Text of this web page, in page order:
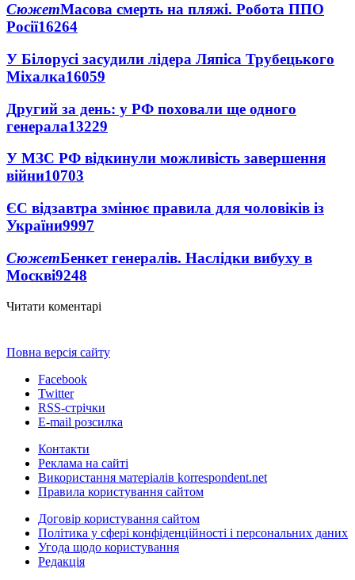
СюжетМасова смерть на пляжі. Робота ППО
Росії16264
У Білорусі засудили лідера Ляпіса Трубецького
Міхалка16059
Другий за день: у РФ поховали ще одного
генерала13229
У МЗС РФ відкинули можливість завершення
війни10703
ЄС відзавтра змінює правила для чоловіків із
України9997
СюжетБенкет генералів. Наслідки вибуху в
Москві9248
Читати коментарі
Повна версія сайту
Facebook
Twitter
RSS-стрічки
E-mail розсилка
Контакти
Реклама на сайті
Використання матеріалів korrespondent.net
Правила користування сайтом
Договір користування сайтом
Політика у сфері конфіденційності і персональних даних
Угода щодо користування
Редакція